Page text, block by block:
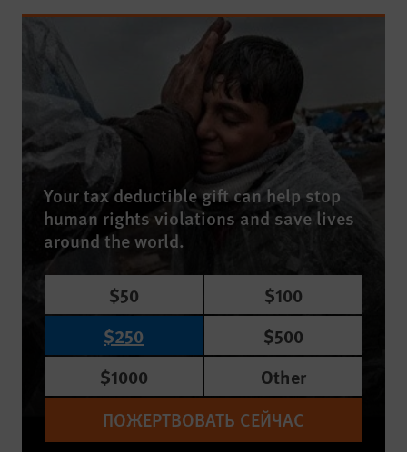
Your tax deductible gift can help stop
human rights violations and save lives
around the world.
$50
$100
$250
$500
$1000
Other
ПОЖЕРТВОВАТЬ СЕЙЧАС